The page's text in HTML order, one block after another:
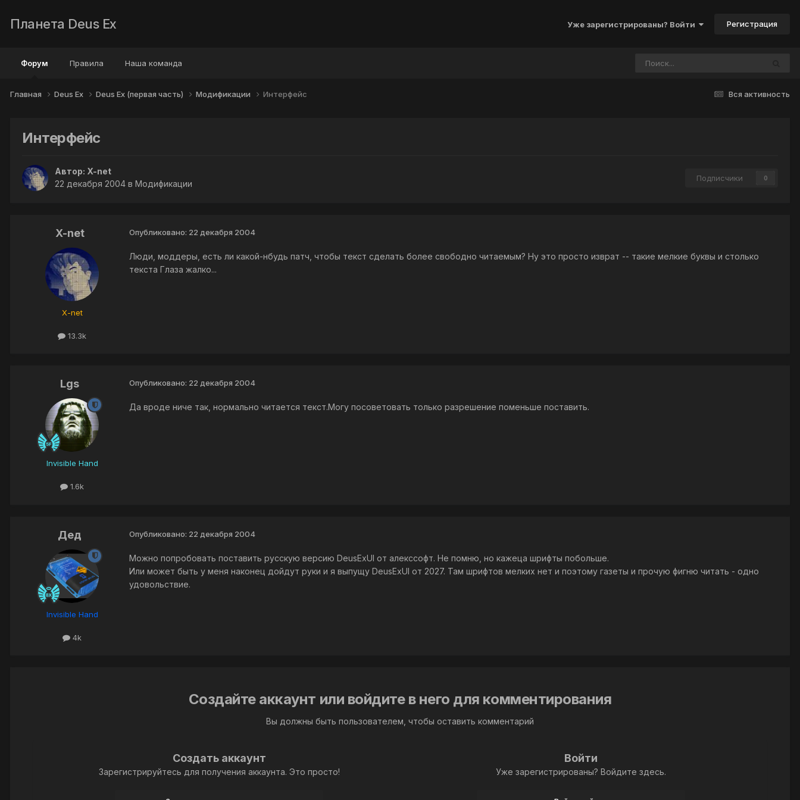
Планета Deus Ex Уже зарегистрированы? Войти Регистрация
Форум Правила Наша команда
Вся активность
Главная Deus Ex Deus Ex (первая часть) Модификации Интерфейс
Интерфейс
Автор: X-net
22 декабря 2004 в Модификации
Подписчики 0
X-net
X-net
13.3k
Опубликовано: 22 декабря 2004
Люди, моддеры, есть ли какой-нбудь патч, чтобы текст сделать более свободно читаемым? Ну это просто изврат -- такие мелкие буквы и столько
текста Глаза жалко...
Lgs
Invisible Hand
1.6k
Опубликовано: 22 декабря 2004
Да вроде ниче так, нормально читается текст.Могу посоветовать только разрешение поменьше поставить.
Дед
Invisible Hand
4k
Опубликовано: 22 декабря 2004
Можно попробовать поставить русскую версию DeusExUI от алекссофт. Не помню, но кажеца шрифты побольше.
Или может быть у меня наконец дойдут руки и я выпущу DeusExUI от 2027. Там шрифтов мелких нет и поэтому газеты и прочую фигню читать - одно
удовольствие.
Создайте аккаунт или войдите в него для комментирования
Вы должны быть пользователем, чтобы оставить комментарий
Создать аккаунт
Зарегистрируйтесь для получения аккаунта. Это просто!
Войти
Уже зарегистрированы? Войдите здесь.